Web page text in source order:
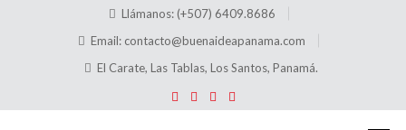
Llámanos: (+507) 6409.8686
Email: contacto@buenaideapanama.com
El Carate, Las Tablas, Los Santos, Panamá.